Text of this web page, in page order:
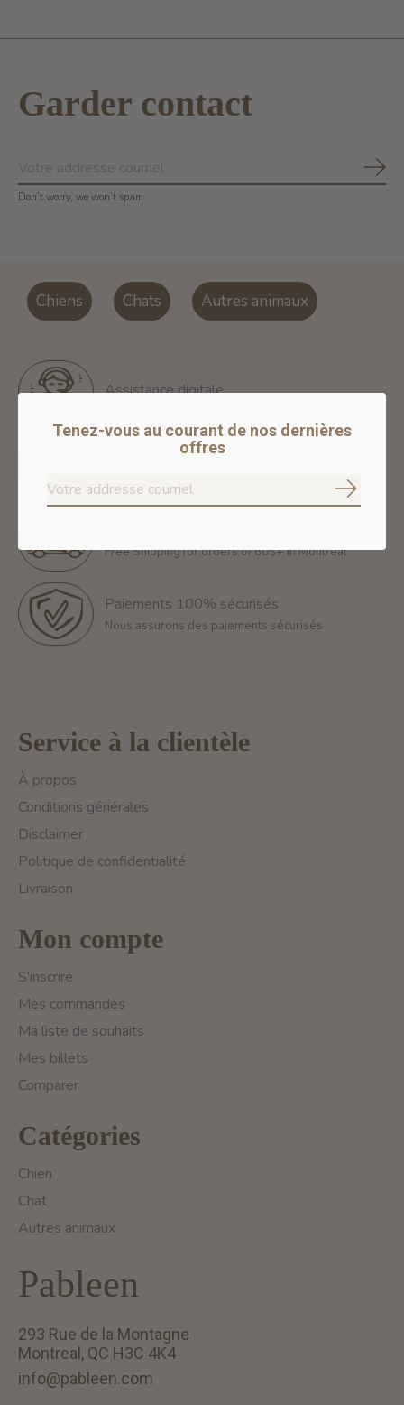
Garder contact
Don’t worry, we won’t spam
Chiens Chats Autres animaux
Assistance digitale
Politique de retour
Free Shipping for orders of 60$+ in Montreal
Paiements 100% sécurisés
Nous assurons des paiements sécurisés
Service à la clientèle
À propos
Conditions générales
Disclaimer
Politique de confidentialité
Livraison
Mon compte
S'inscrire
Mes commandes
Ma liste de souhaits
Mes billets
Comparer
Catégories
Chien
Chat
Autres animaux
Pableen
293 Rue de la Montagne
Montreal, QC H3C 4K4
info@pableen.com
Tenez-vous au courant de nos dernières
offres